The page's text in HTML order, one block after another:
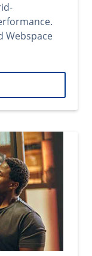
Webspace